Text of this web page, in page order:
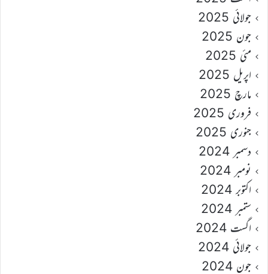
جولائی 2025
جون 2025
مئی 2025
اپریل 2025
مارچ 2025
فروری 2025
جنوری 2025
دسمبر 2024
نومبر 2024
اکتوبر 2024
ستمبر 2024
اگست 2024
جولائی 2024
جون 2024